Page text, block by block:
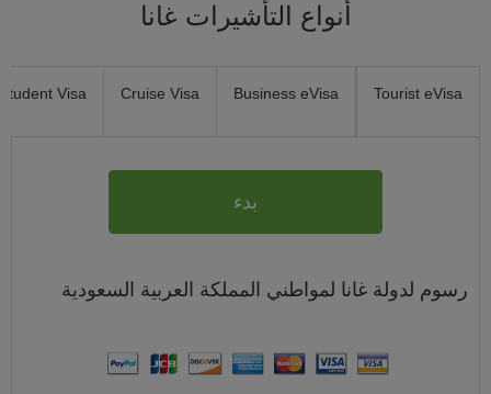
أنواع التأشيرات غانا
Tourist eVisa
Business eVisa
Cruise Visa
Student Visa
بدء
رسوم لدولة غانا لمواطني المملكة العربية السعودية